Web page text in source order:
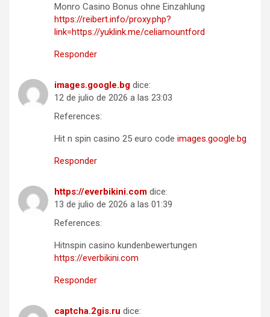
Monro Casino Bonus ohne Einzahlung
https://reibert.info/proxy.php?
link=https://yuklink.me/celiamountford
Responder
images.google.bg dice:
12 de julio de 2026 a las 23:03
References:
Hit n spin casino 25 euro code images.google.bg
Responder
https://everbikini.com dice:
13 de julio de 2026 a las 01:39
References:
Hitnspin casino kundenbewertungen
https://everbikini.com
Responder
captcha.2gis.ru dice: